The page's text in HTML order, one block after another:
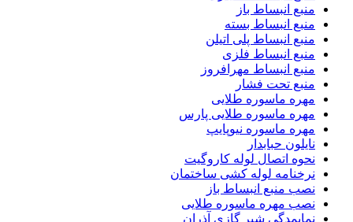
منبع انبساط باز
منبع انبساط بسته
منبع انبساط پلی اتیلن
منبع انبساط فلزی
منبع انبساط مهرافروز
منبع تحت فشار
مهره ماسوره طلایی
مهره ماسوره طلایی پارس
مهره ماسوره نیوپایپ
نایلون حبابدار
نحوه اتصال لوله کاروگیت
نرخنامه لوله کشی ساختمان
نصب منبع انبساط باز
نصب مهره ماسوره طلایی
نمایمدگی شیر گازی آذران